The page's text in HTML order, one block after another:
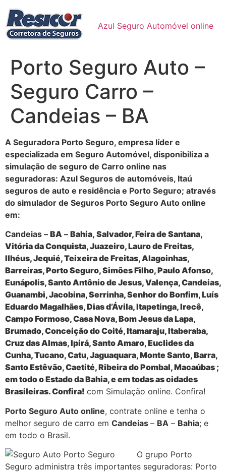
para
conteúdo
Azul Seguro Automóvel online
Porto Seguro Auto –
Seguro Carro –
Candeias – BA
A Seguradora Porto Seguro, empresa líder e
especializada em Seguro Automóvel, disponibiliza a
simulação de seguro de Carro online nas
seguradoras: Azul Seguros de automóveis, Itaú
seguros de auto e residência e Porto Seguro; através
do simulador de Seguros Porto Seguro Auto online
em:
Candeias – BA – Bahia, Salvador, Feira de Santana,
Vitória da Conquista, Juazeiro, Lauro de Freitas,
Ilhéus, Jequié, Teixeira de Freitas, Alagoinhas,
Barreiras, Porto Seguro, Simões Filho, Paulo Afonso,
Eunápolis, Santo Antônio de Jesus, Valença, Candeias,
Guanambi, Jacobina, Serrinha, Senhor do Bonfim, Luís
Eduardo Magalhães, Dias d’Ávila, Itapetinga, Irecê,
Campo Formoso, Casa Nova, Bom Jesus da Lapa,
Brumado, Conceição do Coité, Itamaraju, Itaberaba,
Cruz das Almas, Ipirá, Santo Amaro, Euclides da
Cunha, Tucano, Catu, Jaguaquara, Monte Santo, Barra,
Santo Estêvão, Caetité, Ribeira do Pombal, Macaúbas ;
em todo o Estado da Bahia, e em todas as cidades
Brasileiras. Confira! com Simulação online. Confira!
Porto Seguro Auto online, contrate online e tenha o
melhor seguro de carro em Candeias – BA – Bahia; e
em todo o Brasil.
O grupo Porto
Seguro administra três importantes seguradoras: Porto